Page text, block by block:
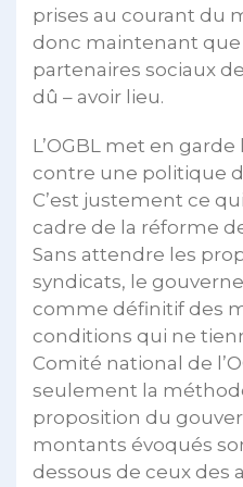
prises au courant du
donc maintenant que
partenaires sociaux
dû – avoir lieu.
L’OGBL met en
contre une politique
C’est justement ce
cadre de la réforme
Sans attendre les
syndicats, le
comme définitif des
conditions qui ne
Comité national de
seulement la
proposition du
montants évoqués
dessous de ceux des